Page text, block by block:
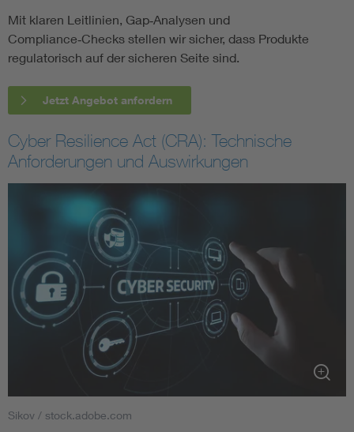
Mit klaren Leitlinien, Gap‑Analysen und
Compliance‑Checks stellen wir sicher, dass Produkte
regulatorisch auf der sicheren Seite sind.
Jetzt Angebot anfordern
Cyber Resilience Act (CRA): Technische
Anforderungen und Auswirkungen
Sikov / stock.adobe.com